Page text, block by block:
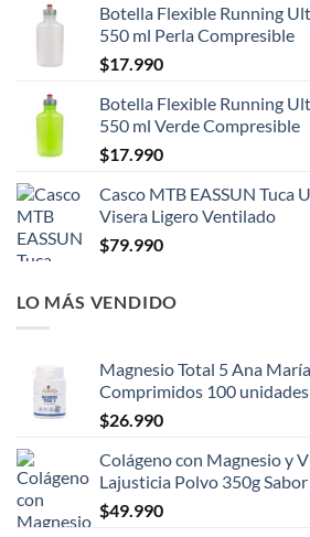
Botella Flexible Running
550 ml Perla Compresible
$17.990
Botella Flexible Running
550 ml Verde Compresible
$17.990
Casco MTB EASSUN Tuca
Visera Ligero Ventilado
$79.990
LO MÁS VENDIDO
Magnesio Total 5 Ana
Comprimidos 100 unidades
$26.990
Colágeno con Magnesio y
Lajusticia Polvo 350g
$49.990